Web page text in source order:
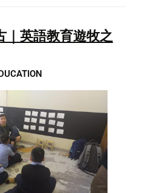
｜英語教育遊牧之